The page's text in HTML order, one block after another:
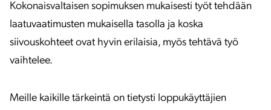
Kokonaisvaltaisen sopimuksen mukaisesti työt tehdään
laatuvaatimusten mukaisella tasolla ja koska
siivouskohteet ovat hyvin erilaisia, myös tehtävä työ
vaihtelee.
Meille kaikille tärkeintä on tietysti loppukäyttäjien